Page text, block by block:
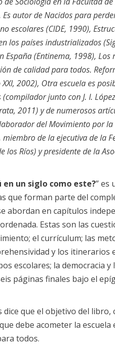
autor de Nacidos para
escolares (CIDE, 1990),
los países industrializados
(Entinema, 1998), Los
de calidad para todos.
2002), Otra escuela es
junto con J. I.
2011) y de numerosos
del Movimiento por
de la ejecutiva de la
los Ríos) y presidente de la
en un siglo como este?” es
que forman parte del
abordan en capítulos
Estas son las
el currículum; las
y los itinerarios
escolares; la democracia y
páginas finales bajo el
que el objetivo del libro,
debe acometer la
todos.